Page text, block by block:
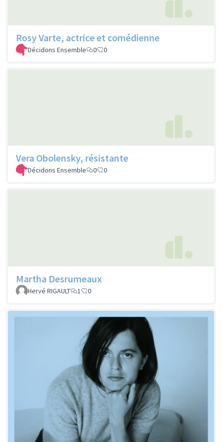
Rosy Varte, actrice et comédienne
Décidons Ensemble 0 0
Vera Obolensky, résistante
Décidons Ensemble 0 0
Martha Desrumeaux
Hervé RIGAULT 1 0